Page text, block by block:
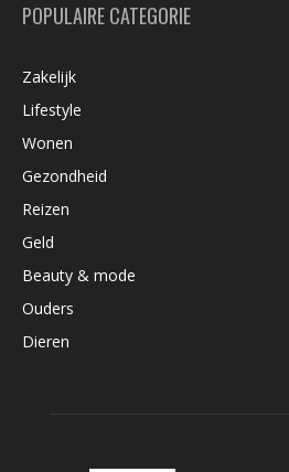
POPULAIRE CATEGORIE
Zakelijk
Lifestyle
Wonen
Gezondheid
Reizen
Geld
Beauty & mode
Ouders
Dieren